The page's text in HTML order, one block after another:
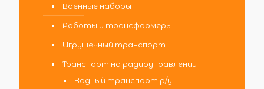
Военные наборы
Роботы и трансформеры
Игрушечный транспорт
Транспорт на радиоуправлении
Водный транспорт р/у